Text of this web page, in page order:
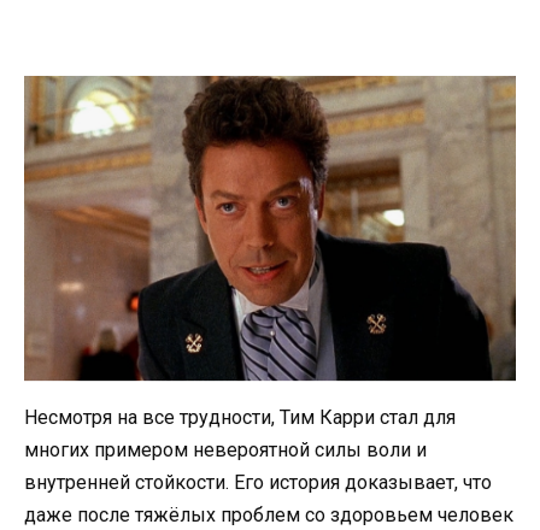
Несмотря на все трудности, Тим Карри стал для
многих примером невероятной силы воли и
внутренней стойкости. Его история доказывает, что
даже после тяжёлых проблем со здоровьем человек